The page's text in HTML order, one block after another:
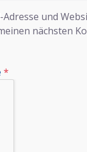
Adresse und
nächsten
*